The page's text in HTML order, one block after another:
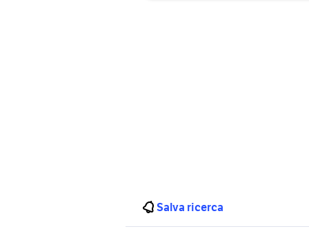
Salva ricerca